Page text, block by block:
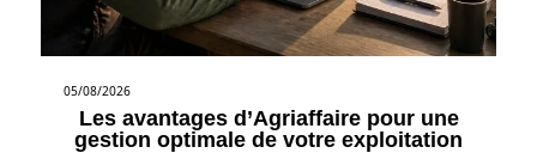
05/08/2026
Les avantages d’Agriaffaire pour une
gestion optimale de votre exploitation